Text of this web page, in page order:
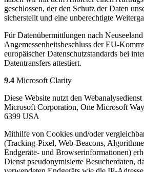
geschlossen, der den Schutz der Daten
sicherstellt und eine unberechtigte
Für Datenübermittlungen nach
Angemessenheitsbeschluss der EU-
europäischer Datenschutzstandards bei
Datentransfers attestiert.
9.4 Microsoft Clarity
Diese Website nutzt den
Microsoft Corporation, One Microsoft
6399 USA
Mithilfe von Cookies und/oder
(Tracking-Pixel, Web-Beacons,
Endgeräte- und Browserinformationen)
Dienst pseudonymisierte Besucherdaten,